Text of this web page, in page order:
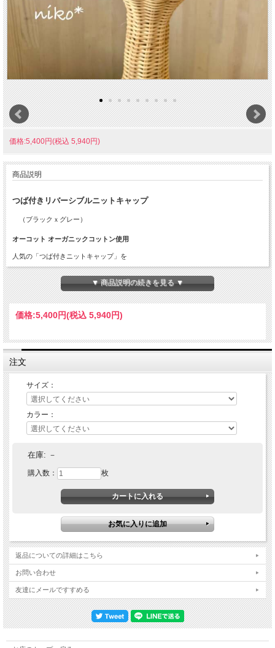
価格:5,400円(税込 5,940円)
商品説明
つば付きリバーシブルニットキャップ
（ブラックｘグレー）
オーコット オーガニックコットン使用
人気の「つば付きニットキャップ」を
リバーシブル仕様でお作りしました。
表と裏、どちらを表にしても
（洗濯表示タグも別でお付けいたします）
その日の気分やお洋服に合わせて使い分けができます。
やわらかく伸びのある
つば付きデザインは、
やわらかい素材なので、お部屋の中でも快適に
外出時にもナチュラルにお使いいただけます。
つばが付いていると、「眉毛がないことも隠せる」
とのお声も頂いております。
【 素材 】
▼ 商品説明の続きを見る ▼
価格:5,400円(税込 5,940円)
注文
サイズ：
カラー：
在庫: －
購入数： 枚
返品についての詳細はこちら
お問い合わせ
友達にメールですすめる